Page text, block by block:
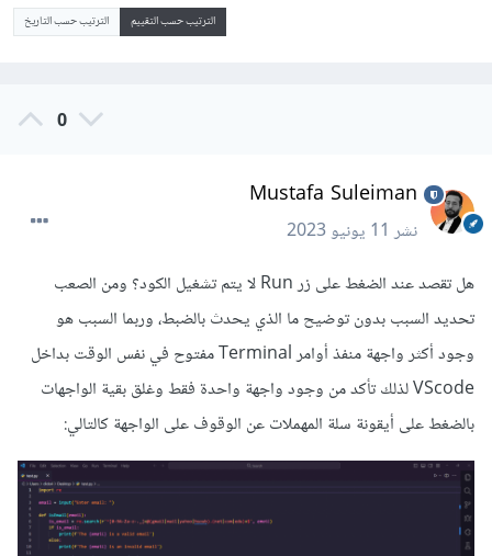
الترتيب حسب التقييم الترتيب حسب التاريخ
0
Mustafa Suleiman
نشر11 يونيو 2023
هل تقصد عند الضغط على زر Run لا يتم تشغيل الكود؟ ومن الصعب
تحديد السبب بدون توضيح ما الذي يحدث بالضبط، وربما السبب هو
وجود أكثر واجهة منفذ أوامر Terminal مفتوح في نفس الوقت بداخل
VScode لذلك تأكد من وجود واجهة واحدة فقط وغلق بقية الواجهات
بالضغط على أيقونة سلة المهملات عن الوقوف على الواجهة كالتالي: